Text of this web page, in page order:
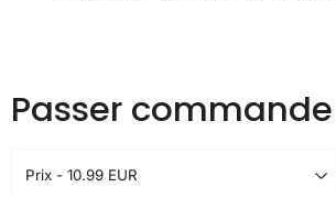
Passer commande